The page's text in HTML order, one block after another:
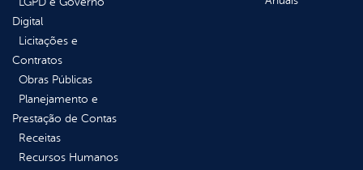
Digital
Licitações e
Contratos
Obras Públicas
Planejamento e
Prestação de Contas
Receitas
Recursos Humanos